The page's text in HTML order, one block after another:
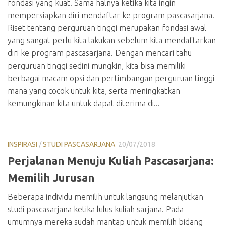
fondasi yang kuat. Sama halnya ketika kita ingin
mempersiapkan diri mendaftar ke program pascasarjana.
Riset tentang perguruan tinggi merupakan fondasi awal
yang sangat perlu kita lakukan sebelum kita mendaftarkan
diri ke program pascasarjana. Dengan mencari tahu
perguruan tinggi sedini mungkin, kita bisa memiliki
berbagai macam opsi dan pertimbangan perguruan tinggi
mana yang cocok untuk kita, serta meningkatkan
kemungkinan kita untuk dapat diterima di...
INSPIRASI /STUDI PASCASARJANA 20/07/2018
Perjalanan Menuju Kuliah Pascasarjana:
Memilih Jurusan
Beberapa individu memilih untuk langsung melanjutkan
studi pascasarjana ketika lulus kuliah sarjana. Pada
umumnya mereka sudah mantap untuk memilih bidang